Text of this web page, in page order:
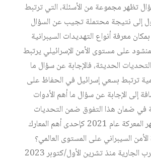
تظهر مجموعة من الأسئلة، التي ترتبط
إلى نتيجة محتملة تجيب عن السؤال
معرفة أنواع التهديدات السيبرانية
على مستوى الأمن الإسرائيلي يرتبط
الحديثة، فالإجابة عن سؤال ما
ترتبط بسعي إسرائيل في الحفاظ على
إلى الإجابة عن سؤال ما أهم الأدوات
في ضمان هذا التفوق ضمن التحديات
العالمية؟ ولماذا تظهر المعركة عام 2021 كإحدى أهم المعارك
السيبراني على المستوى العالمي؟
وكيف انعكست الحرب الجارية منذ تشرين الأول/كتوبر 2023